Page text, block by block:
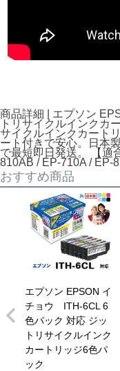
商品詳細 | エプソン
トリサイクルインクカ
サイクルインクカート
ート付きで安心。日本
で最短即日発送。 【適
810AB / EP-710A / EP-
おすすめ商品
エプソン EPSON イ
チョウ ITH-6CL 6
色パック 対応 ジッ
トリサイクルインク
カートリッジ6色パ
ック